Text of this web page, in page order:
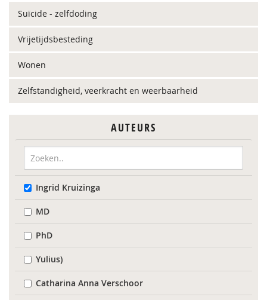
Suïcide - zelfdoding
Vrijetijdsbesteding
Wonen
Zelfstandigheid, veerkracht en weerbaarheid
AUTEURS
Ingrid Kruizinga
MD
PhD
Yulius)
Catharina Anna Verschoor